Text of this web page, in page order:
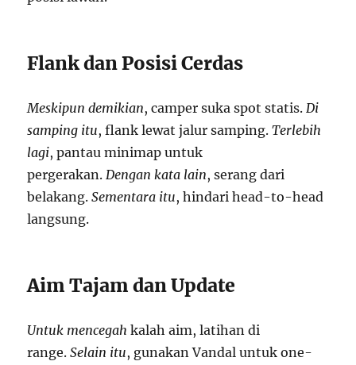
Flank dan Posisi Cerdas
Meskipun demikian, camper suka spot statis. Di
samping itu, flank lewat jalur samping.Terlebih
lagi, pantau minimap untuk
pergerakan. Dengan kata lain, serang dari
belakang.Sementara itu, hindari head-to-head
langsung.
Aim Tajam dan Update
Untuk mencegah kalah aim, latihan di
range.Selain itu, gunakan Vandal untuk one-